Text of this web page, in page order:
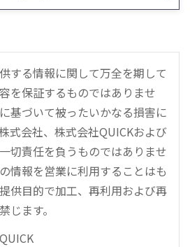
する情報に関して万全を期して
を保証するものではありませ
基づいて被ったいかなる損害に
式会社、株式会社QUICKおよび
切責任を負うものではありませ
情報を営業に利用することはも
供目的で加工、再利用および再
じます。